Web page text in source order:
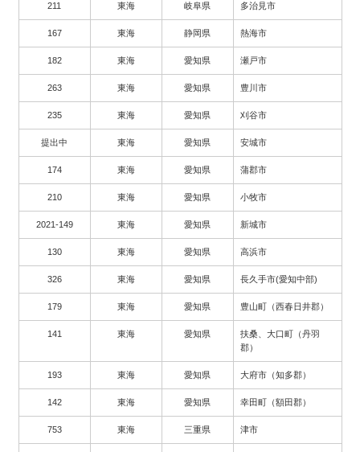
211 東海 岐阜県 多治見市
167 東海 静岡県 熱海市
182 東海 愛知県 瀬戸市
263 東海 愛知県 豊川市
235 東海 愛知県 刈谷市
提出中 東海 愛知県 安城市
174 東海 愛知県 蒲郡市
210 東海 愛知県 小牧市
2021-149 東海 愛知県 新城市
130 東海 愛知県 高浜市
326 東海 愛知県 長久手市(愛知中部)
179 東海 愛知県 豊山町（西春日井郡）
141 東海 愛知県
扶桑、大口町（丹羽
郡）
193 東海 愛知県 大府市（知多郡）
142 東海 愛知県 幸田町（額田郡）
753 東海 三重県 津市